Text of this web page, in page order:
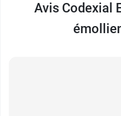
Avis Codexial